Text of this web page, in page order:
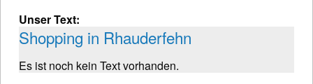
Unser Text:
Shopping in Rhauderfehn
Es ist noch kein Text vorhanden.